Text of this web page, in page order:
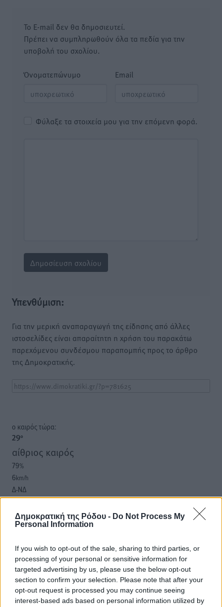
Δημοκρατική της Ρόδου - Do Not Process My
Personal Information
If you wish to opt-out of the sale, sharing to third parties, or
processing of your personal or sensitive information for
targeted advertising by us, please use the below opt-out
section to confirm your selection. Please note that after your
opt-out request is processed you may continue seeing
interest-based ads based on personal information utilized by
Το E-mail δεν θα δημοσιευτεί.
Πρέπει να συμπληρωθούν όλα τα πεδία για την
υποβολή του σχολίου.
Όνοματεπώνυμο Email
Φύλαξε τα στοιχεία μου για την επόμενη φορά.
Υπενθύμιση:
Για την μερική αναπαραγωγή της είδησης από άλλες
ιστοσελίδες είναι απαραίτητη η χρήση του παρακάτω
παρεχόμενου συνδέσμου παραπομπής προς το άρθρο
της Δημοκρατικής.
o καιρός τώρα:
29°
αίθριος καιρός
79%
6km/h
Δ-ΝΔ
30°/30°
06:18
20:06
33 °
ΚΥ
30°
ΔΕ
29°